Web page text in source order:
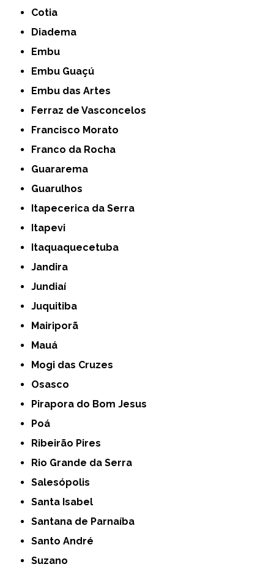
Cotia
Diadema
Embu
Embu Guaçú
Embu das Artes
Ferraz de Vasconcelos
Francisco Morato
Franco da Rocha
Guararema
Guarulhos
Itapecerica da Serra
Itapevi
Itaquaquecetuba
Jandira
Jundiaí
Juquitiba
Mairiporã
Mauá
Mogi das Cruzes
Osasco
Pirapora do Bom Jesus
Poá
Ribeirão Pires
Rio Grande da Serra
Salesópolis
Santa Isabel
Santana de Parnaíba
Santo André
Suzano